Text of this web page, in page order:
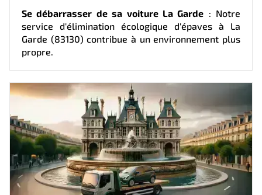
Se débarrasser de sa voiture La Garde : Notre
service d'élimination écologique d'épaves à La
Garde (83130) contribue à un environnement plus
propre.